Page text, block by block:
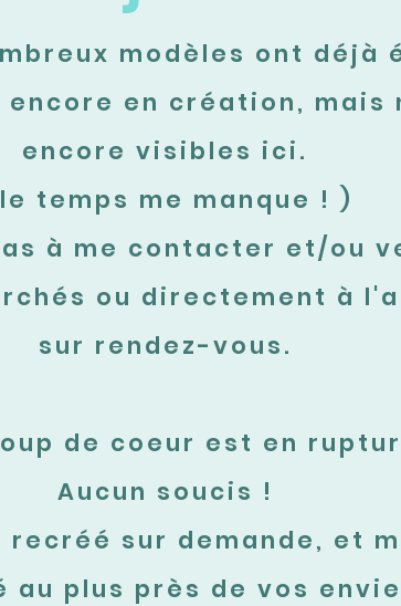
modèles ont déjà
en création, mais
encore visibles ici.
temps me manque ! )
à me contacter et/ou
ou directement à
sur rendez-vous.
de coeur est en
Aucun soucis !
sur demande, et
au plus près de vos